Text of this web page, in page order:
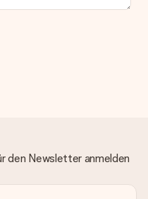
den Newsletter anmelden